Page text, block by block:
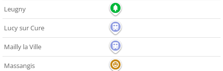
Leugny
Lucy sur Cure
Mailly la Ville
Massangis